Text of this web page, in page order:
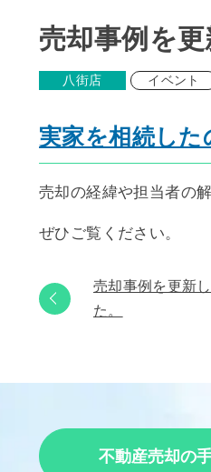
売却事例を更
八街店 イベント
実家を相続し
売却の経緯や担当者の
ぜひご覧ください。
売却事例を更新
た。
不動産売却の